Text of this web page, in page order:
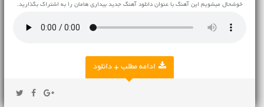
خوشحال میشویم این آهنگ با عنوان دانلود آهنگ جدید بیداری هامان را به اشتراک بگذارید.
ادامه مطلب + دانلود